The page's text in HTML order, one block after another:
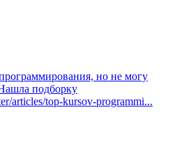
но не могу
подборку
articles/top-kursov-programmi...